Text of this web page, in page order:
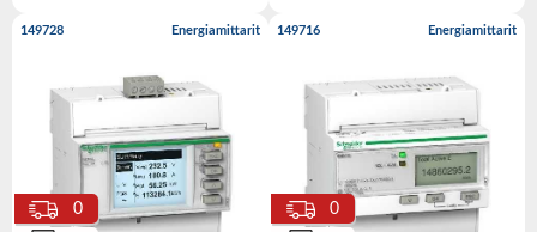
149728 Energiamittarit
0
149716 Energiamittarit
0